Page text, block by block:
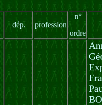
dép. profession
n°
ordre